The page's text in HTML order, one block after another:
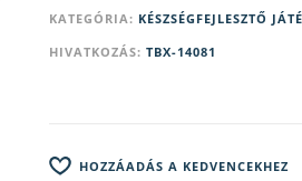
KATEGÓRIA: KÉSZSÉGFEJLESZTŐ
HIVATKOZÁS: TBX-14081
HOZZÁADÁS A KEDVENCEKHEZ